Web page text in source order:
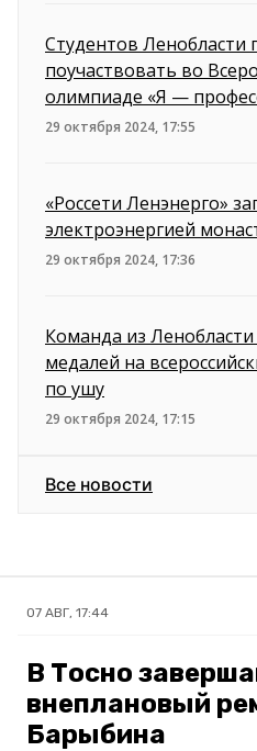
Студентов Ленобласти
поучаствовать во
олимпиаде «Я —
29 октября 2024, 17:55
«Россети Ленэнерго»
электроэнергией
29 октября 2024, 17:36
Команда из Ленобласти
медалей на
по ушу
29 октября 2024, 17:15
Все новости
07 АВГ, 17:44
В Тосно
внеплановый
Барыбина